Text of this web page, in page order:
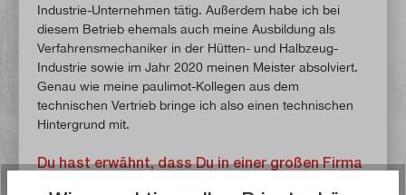
Industrie-Unternehmen tätig. Außerdem habe ich bei
diesem Betrieb ehemals auch meine Ausbildung als
Verfahrensmechaniker in der Hütten- und Halbzeug-
Industrie sowie im Jahr 2020 meinen Meister absolviert.
Genau wie meine paulimot-Kollegen aus dem
technischen Vertrieb bringe ich also einen technischen
Hintergrund mit.
Du hast erwähnt, dass Du in einer großen Firma